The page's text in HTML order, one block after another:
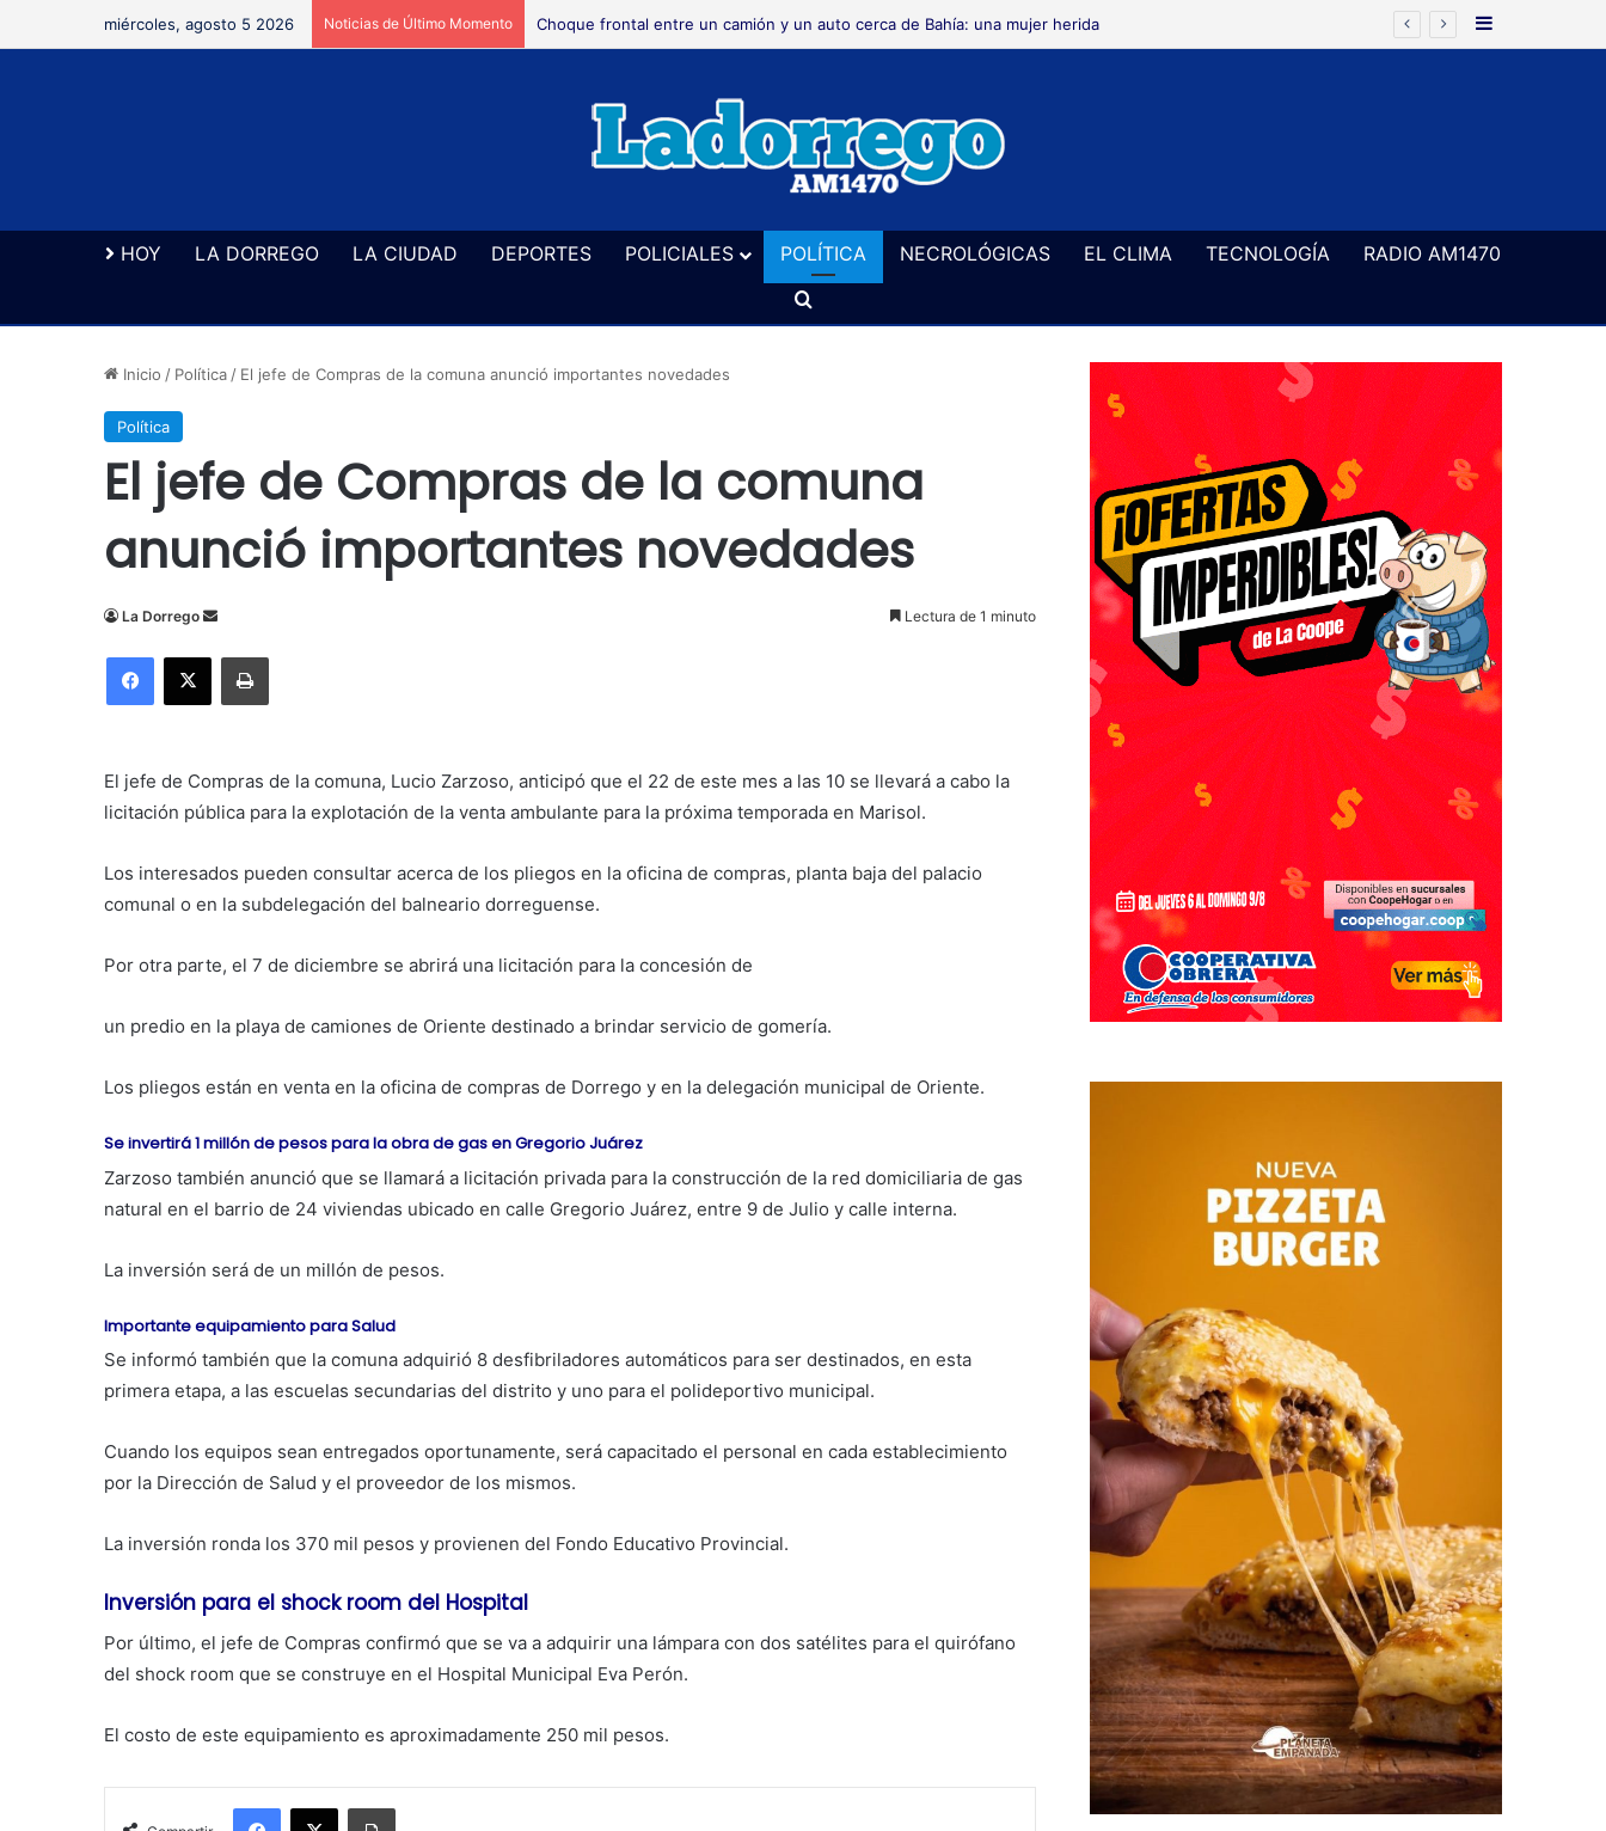
miércoles, agosto 5 2026 Noticias de Último Momento Choque frontal entre un camión y un auto cerca de Bahía: una mujer herida Barra Lateral
HOY LA DORREGO LA CIUDAD DEPORTES POLICIALES POLÍTICA NECROLÓGICAS EL CLIMA TECNOLOGÍA
RADIO AM1470
Buscar
Inicio / Política / El jefe de Compras de la comuna anunció importantes novedades
Política
El jefe de Compras de la comuna
anunció importantes novedades
La Dorrego
Send
email
Lectura de 1 minuto
Facebook
X Imprimir
El jefe de Compras de la comuna, Lucio Zarzoso, anticipó que el 22 de este mes a las 10 se llevará a cabo la
licitación pública para la explotación de la venta ambulante para la próxima temporada en Marisol.
Los interesados pueden consultar acerca de los pliegos en la oficina de compras, planta baja del palacio
comunal o en la subdelegación del balneario dorreguense.
Por otra parte, el 7 de diciembre se abrirá una licitación para la concesión de
un predio en la playa de camiones de Oriente destinado a brindar servicio de gomería.
Los pliegos están en venta en la oficina de compras de Dorrego y en la delegación municipal de Oriente.
Se invertirá 1 millón de pesos para la obra de gas en Gregorio Juárez
Zarzoso también anunció que se llamará a licitación privada para la construcción de la red domiciliaria de gas
natural en el barrio de 24 viviendas ubicado en calle Gregorio Juárez, entre 9 de Julio y calle interna.
La inversión será de un millón de pesos.
Importante equipamiento para Salud
Se informó también que la comuna adquirió 8 desfibriladores automáticos para ser destinados, en esta
primera etapa, a las escuelas secundarias del distrito y uno para el polideportivo municipal.
Cuando los equipos sean entregados oportunamente, será capacitado el personal en cada establecimiento
por la Dirección de Salud y el proveedor de los mismos.
La inversión ronda los 370 mil pesos y provienen del Fondo Educativo Provincial.
Inversión para el shock room del Hospital
Por último, el jefe de Compras confirmó que se va a adquirir una lámpara con dos satélites para el quirófano
del shock room que se construye en el Hospital Municipal Eva Perón.
El costo de este equipamiento es aproximadamente 250 mil pesos.
Facebook
X Imprimir